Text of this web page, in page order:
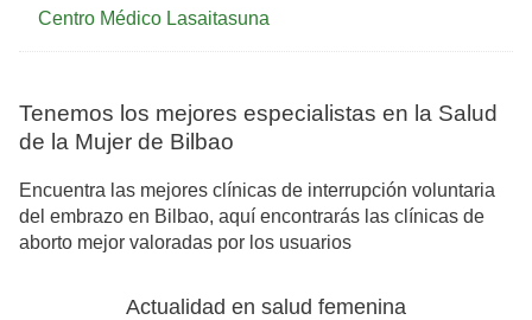
Centro Médico Lasaitasuna
Tenemos los mejores especialistas en la Salud
de la Mujer de Bilbao
Encuentra las mejores clínicas de interrupción voluntaria
del embrazo en Bilbao, aquí encontrarás las clínicas de
aborto mejor valoradas por los usuarios
Actualidad en salud femenina